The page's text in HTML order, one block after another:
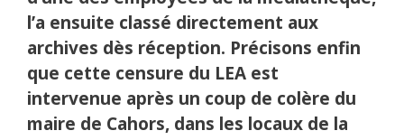
l’a ensuite classé directement aux
archives dès réception. Précisons enfin
que cette censure du LEA est
intervenue après un coup de colère du
maire de Cahors, dans les locaux de la